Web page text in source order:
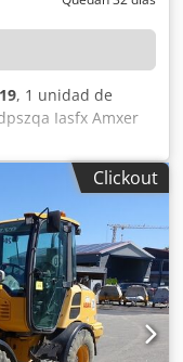
, 1 unidad de
Iasfx Amxer
los tenedores:
técnicos del
como
la imagen, de
Año de
Clickout